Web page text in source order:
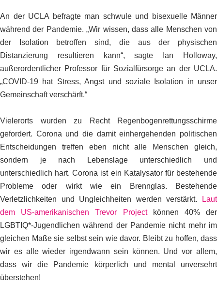
An der UCLA befragte man schwule und bisexuelle Männer
während der Pandemie. „Wir wissen, dass alle Menschen von
der Isolation betroffen sind, die aus der physischen
Distanzierung resultieren kann“, sagte Ian Holloway,
außerordentlicher Professor für Sozialfürsorge an der UCLA.
„COVID-19 hat Stress, Angst und soziale Isolation in unser
Gemeinschaft verschärft.“
Vielerorts wurden zu Recht Regenbogenrettungsschirme
gefordert. Corona und die damit einhergehenden politischen
Entscheidungen treffen eben nicht alle Menschen gleich,
sondern je nach Lebenslage unterschiedlich und
unterschiedlich hart. Corona ist ein Katalysator für bestehende
Probleme oder wirkt wie ein Brennglas.
Bestehende
Verletzlichkeiten und Ungleichheiten werden verstärkt.
Laut
dem US-amerikanischen Trevor Projectkönnen 40% der
LGBTIQ*-Jugendlichen während der Pandemie nicht mehr im
gleichen Maße sie selbst sein wie davor. Bleibt zu hoffen, dass
wir es alle wieder irgendwann sein können. Und vor allem,
dass wir die Pandemie körperlich und mental unversehrt
überstehen!